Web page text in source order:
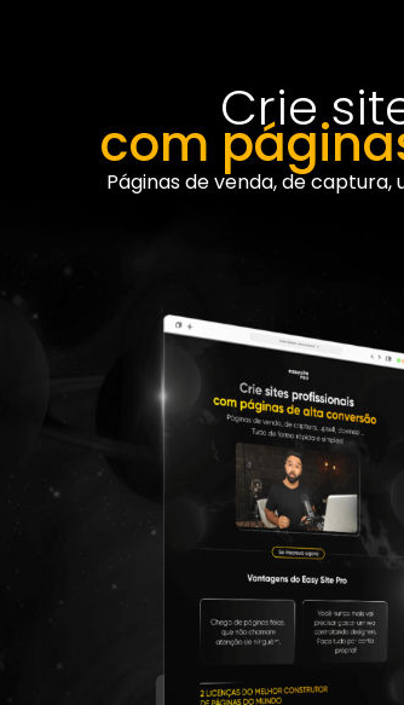
Crie
com
Páginas de venda, de